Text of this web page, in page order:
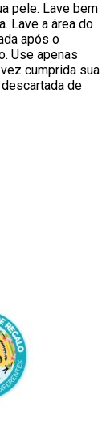
pele. Lave bem
Lave a área do
após o
Use apenas
cumprida sua
de